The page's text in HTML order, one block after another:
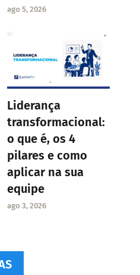
ago 5, 2026
Liderança
transformacional:
o que é, os 4
pilares e como
aplicar na sua
equipe
ago 3, 2026